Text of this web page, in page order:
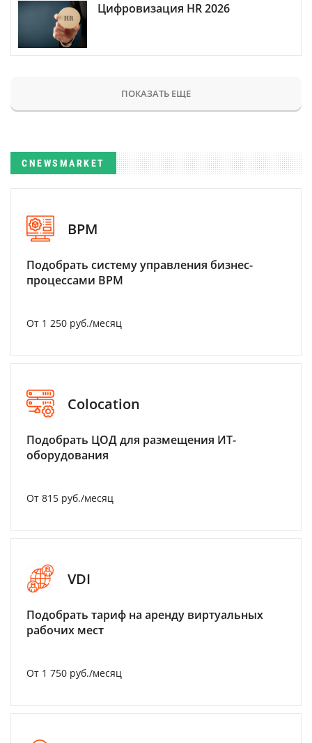
Цифровизация HR 2026
ПОКАЗАТЬ ЕЩЕ
CNEWSMARKET
BPM
Подобрать систему управления бизнес-
процессами BPM
От 1 250 руб./месяц
Colocation
Подобрать ЦОД для размещения ИТ-
оборудования
От 815 руб./месяц
VDI
Подобрать тариф на аренду виртуальных
рабочих мест
От 1 750 руб./месяц